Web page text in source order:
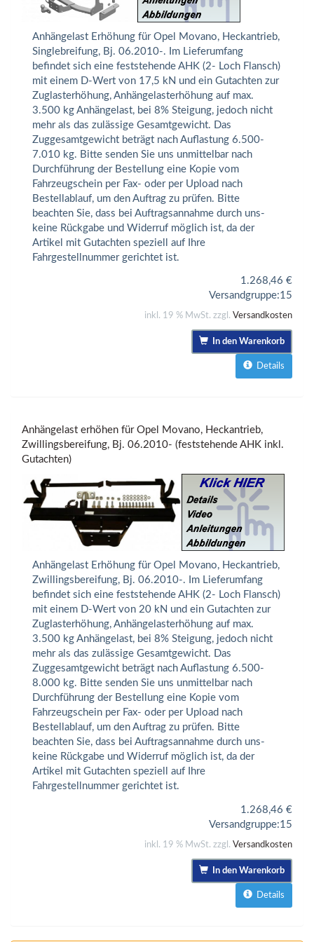
Anhängelast Erhöhung für Opel Movano, Heckantrieb,
Singlebreifung, Bj. 06.2010-. Im Lieferumfang
befindet sich eine feststehende AHK (2- Loch Flansch)
mit einem D-Wert von 17,5 kN und ein Gutachten zur
Zuglasterhöhung, Anhängelasterhöhung auf max.
3.500 kg Anhängelast, bei 8% Steigung, jedoch nicht
mehr als das zulässige Gesamtgewicht. Das
Zuggesamtgewicht beträgt nach Auflastung 6.500-
7.010 kg. Bitte senden Sie uns unmittelbar nach
Durchführung der Bestellung eine Kopie vom
Fahrzeugschein per Fax- oder per Upload nach
Bestellablauf, um den Auftrag zu prüfen. Bitte
beachten Sie, dass bei Auftragsannahme durch uns-
keine Rückgabe und Widerruf möglich ist, da der
Artikel mit Gutachten speziell auf Ihre
Fahrgestellnummer gerichtet ist.
1.268,46 €
Versandgruppe:15
inkl. 19 % MwSt. zzgl. Versandkosten
In den Warenkorb
Details
Anhängelast erhöhen für Opel Movano, Heckantrieb,
Zwillingsbereifung, Bj. 06.2010- (feststehende AHK inkl.
Gutachten)
Anhängelast Erhöhung für Opel Movano, Heckantrieb,
Zwillingsbereifung, Bj. 06.2010-. Im Lieferumfang
befindet sich eine feststehende AHK (2- Loch Flansch)
mit einem D-Wert von 20 kN und ein Gutachten zur
Zuglasterhöhung, Anhängelasterhöhung auf max.
3.500 kg Anhängelast, bei 8% Steigung, jedoch nicht
mehr als das zulässige Gesamtgewicht. Das
Zuggesamtgewicht beträgt nach Auflastung 6.500-
8.000 kg. Bitte senden Sie uns unmittelbar nach
Durchführung der Bestellung eine Kopie vom
Fahrzeugschein per Fax- oder per Upload nach
Bestellablauf, um den Auftrag zu prüfen. Bitte
beachten Sie, dass bei Auftragsannahme durch uns-
keine Rückgabe und Widerruf möglich ist, da der
Artikel mit Gutachten speziell auf Ihre
Fahrgestellnummer gerichtet ist.
1.268,46 €
Versandgruppe:15
inkl. 19 % MwSt. zzgl. Versandkosten
In den Warenkorb
Details